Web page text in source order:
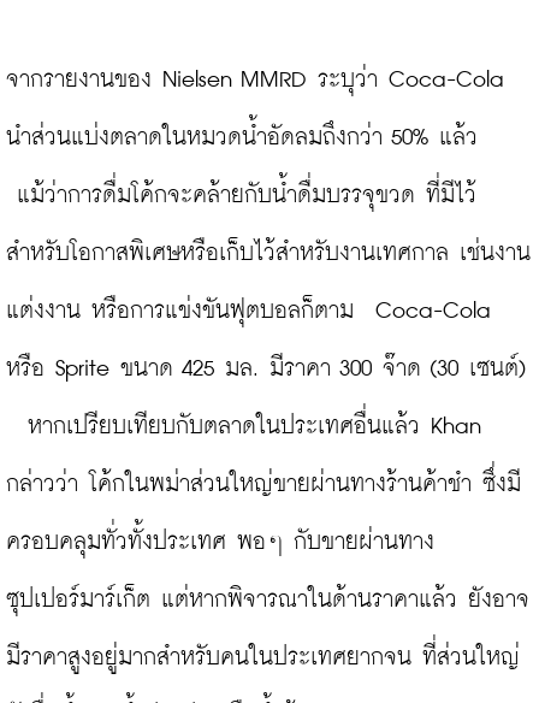
จากรายงานของ Nielsen MMRD ระบุว่า Coca-Cola
นำส่วนแบ่งตลาดในหมวดน้ำอัดลมถึงกว่า 50% แล้ว
แม้ว่าการดื่มโค้กจะคล้ายกับน้ำดื่มบรรจุขวด ที่มีไว้
สำหรับโอกาสพิเศษหรือเก็บไว้สำหรับงานเทศกาล เช่นงาน
แต่งงาน หรือการแข่งขันฟุตบอลก็ตาม  Coca-Cola
หรือ Sprite ขนาด 425 มล. มีราคา 300 จ๊าด (30 เซนต์)
หากเปรียบเทียบกับตลาดในประเทศอื่นแล้ว Khan
กล่าวว่า โค้กในพม่าส่วนใหญ่ขายผ่านทางร้านค้าชำ ซึ่งมี
ครอบคลุมทั่วทั้งประเทศ พอๆ กับขายผ่านทาง
ซุปเปอร์มาร์เก็ต แต่หากพิจารณาในด้านราคาแล้ว ยังอาจ
มีราคาสูงอยู่มากสำหรับคนในประเทศยากจน ที่ส่วนใหญ่